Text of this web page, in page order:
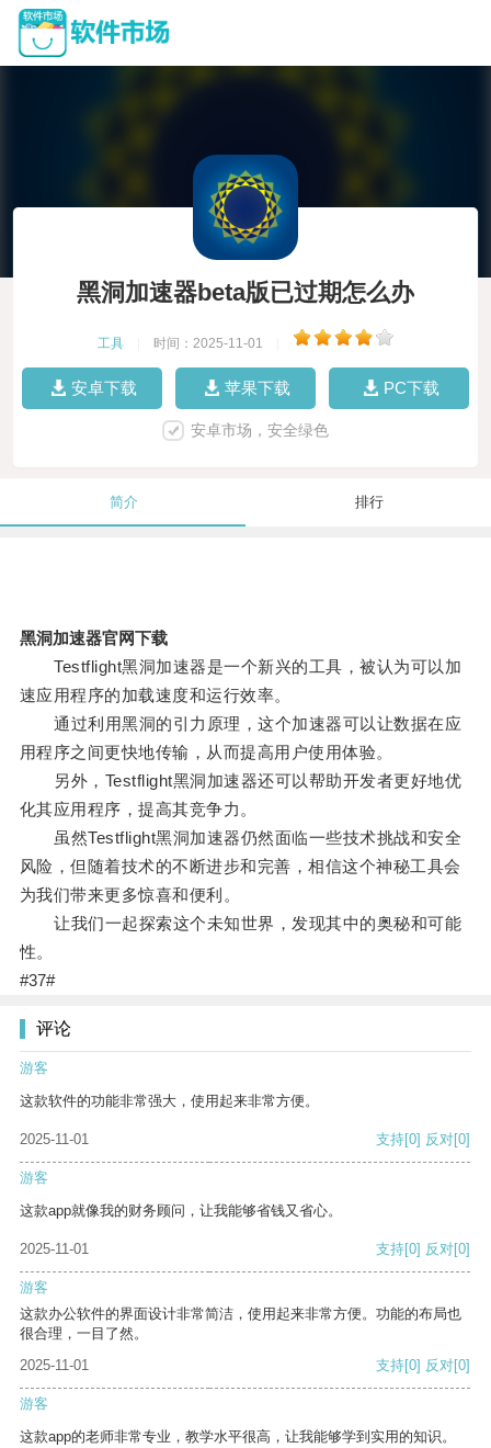
黑洞加速器beta版已过期怎么办
工具 时间：2025-11-01
安卓下载 苹果下载 PC下载
安卓市场，安全绿色
简介 排行
黑洞加速器官网下载
Testflight黑洞加速器是一个新兴的工具，被认为可以加
速应用程序的加载速度和运行效率。
通过利用黑洞的引力原理，这个加速器可以让数据在应
用程序之间更快地传输，从而提高用户使用体验。
另外，Testflight黑洞加速器还可以帮助开发者更好地优
化其应用程序，提高其竞争力。
虽然Testflight黑洞加速器仍然面临一些技术挑战和安全
风险，但随着技术的不断进步和完善，相信这个神秘工具会
为我们带来更多惊喜和便利。
让我们一起探索这个未知世界，发现其中的奥秘和可能
性。
#37#
评论
游客
这款软件的功能非常强大，使用起来非常方便。
2025-11-01 支持[0] 反对[0]
游客
这款app就像我的财务顾问，让我能够省钱又省心。
2025-11-01 支持[0] 反对[0]
游客
这款办公软件的界面设计非常简洁，使用起来非常方便。功能的布局也
很合理，一目了然。
2025-11-01
支持[0] 反对[0]
游客
这款app的老师非常专业，教学水平很高，让我能够学到实用的知识。